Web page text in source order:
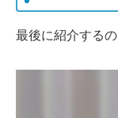
最後に紹介する